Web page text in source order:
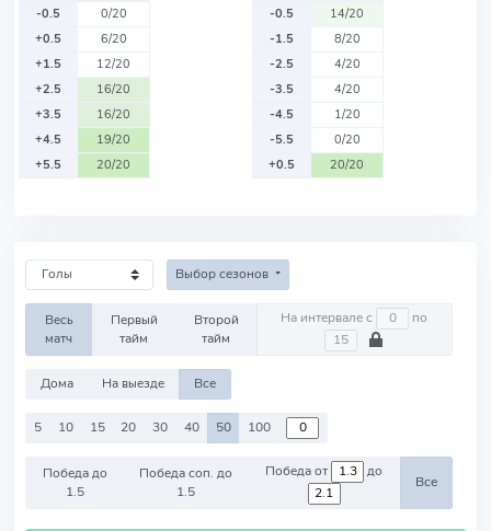
-0.5
0/20
+0.5
6/20
+1.5
12/20
+2.5
16/20
+3.5
16/20
+4.5
19/20
+5.5
20/20
-0.5
14/20
-1.5
8/20
-2.5
4/20
-3.5
4/20
-4.5
1/20
-5.5
0/20
+0.5
20/20
Выбор сезонов
Весь
матч
Первый
тайм
Второй
тайм
На интервале с по
Дома На выезде Все
5 10 15 20 30 40 50 100
Победа до
1.5
Победа соп. до
1.5
Победа от до
Все